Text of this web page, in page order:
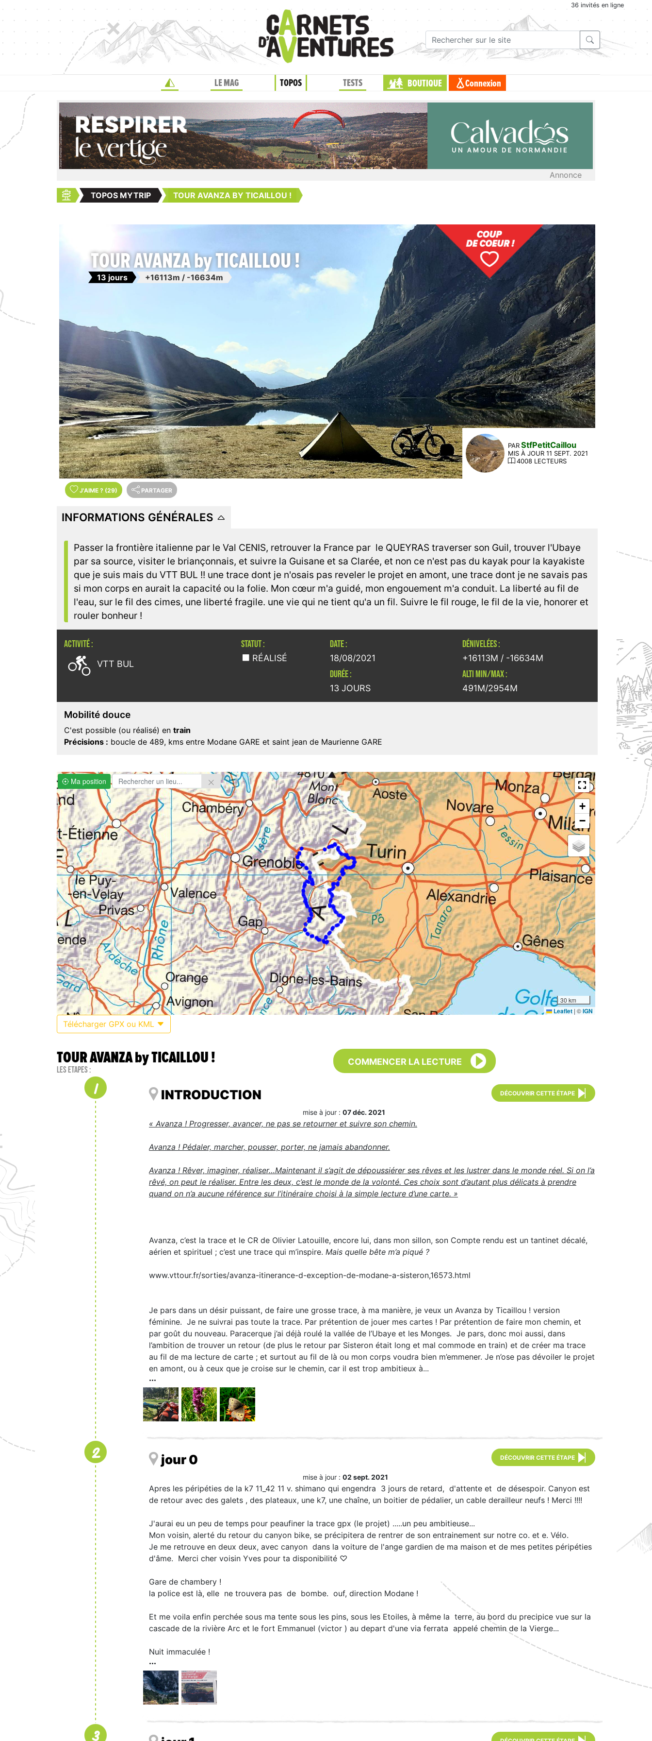
36 invités en ligne
LE MAG TOPOS TESTS BOUTIQUE Connexion
Annonce
TOPOS MYTRIP TOUR AVANZA BY TICAILLOU !
TOUR AVANZA by TICAILLOU !
13 jours +16113m / -16634m
PAR StfPetitCaillou
MIS À JOUR 11 SEPT. 2021
4008 LECTEURS
J'AIME ? (29) PARTAGER
INFORMATIONS GÉNÉRALES
Passer la frontière italienne par le Val CENIS, retrouver la France par le QUEYRAS traverser son Guil, trouver l'Ubaye
par sa source, visiter le briançonnais, et suivre la Guisane et sa Clarée, et non ce n'est pas du kayak pour la kayakiste
que je suis mais du VTT BUL !! une trace dont je n'osais pas reveler le projet en amont, une trace dont je ne savais pas
si mon corps en aurait la capacité ou la folie. Mon cœur m'a guidé, mon engouement m'a conduit. La liberté au fil de
l'eau, sur le fil des cimes, une liberté fragile. une vie qui ne tient qu'a un fil. Suivre le fil rouge, le fil de la vie, honorer et
rouler bonheur !
ACTIVITÉ :
 VTT BUL
STATUT :
RÉALISÉ
DATE :
18/08/2021
DURÉE :
13 JOURS
DÉNIVELÉES :
+16113M / -16634M
ALTI MIN/MAX :
491M/2954M
Mobilité douce
C'est possible (ou réalisé) en train
Précisions : boucle de 489, kms entre Modane GARE et saint jean de Maurienne GARE
Ma position
+
−
30 km
Leaflet | ©IGN
Télécharger GPX ou KML
TOUR AVANZA by TICAILLOU !
Les étapes :
COMMENCER LA LECTURE
1 INTRODUCTION DÉCOUVRIR CETTE ÉTAPE
mise à jour : 07 déc. 2021
« Avanza ! Progresser, avancer, ne pas se retourner et suivre son chemin.
Avanza ! Pédaler, marcher, pousser, porter, ne jamais abandonner.
Avanza ! Rêver, imaginer, réaliser…Maintenant il s’agit de dépoussiérer ses rêves et les lustrer dans le monde réel. Si on l’a
rêvé, on peut le réaliser. Entre les deux, c’est le monde de la volonté. Ces choix sont d’autant plus délicats à prendre
quand on n’a aucune référence sur l’itinéraire choisi à la simple lecture d’une carte. »
Avanza, c’est la trace et le CR de Olivier Latouille, encore lui, dans mon sillon, son Compte rendu est un tantinet décalé,
aérien et spirituel ; c’est une trace qui m’inspire. Mais quelle bête m’a piqué ?
www.vttour.fr/sorties/avanza-itinerance-d-exception-de-modane-a-sisteron,16573.html
Je pars dans un désir puissant, de faire une grosse trace, à ma manière, je veux un Avanza by Ticaillou ! version
féminine. Je ne suivrai pas toute la trace. Par prétention de jouer mes cartes ! Par prétention de faire mon chemin, et
par goût du nouveau. Paracerque j’ai déjà roulé la vallée de l’Ubaye et les Monges. Je pars, donc moi aussi, dans
l’ambition de trouver un retour (de plus le retour par Sisteron était long et mal commode en train) et de créer ma trace
au fil de ma lecture de carte ; et surtout au fil de là ou mon corps voudra bien m’emmener. Je n’ose pas dévoiler le projet
en amont, ou à ceux que je croise sur le chemin, car il est trop ambitieux à...
2 jour 0 DÉCOUVRIR CETTE ÉTAPE
mise à jour : 02 sept. 2021
Apres les péripéties de la k7 11_42 11 v. shimano qui engendra 3 jours de retard, d'attente et de désespoir. Canyon est
de retour avec des galets , des plateaux, une k7, une chaîne, un boitier de pédalier, un cable derailleur neufs ! Merci !!!!
J'aurai eu un peu de temps pour peaufiner la trace gpx (le projet) .....un peu ambitieuse...
Mon voisin, alerté du retour du canyon bike, se précipitera de rentrer de son entrainement sur notre co. et e. Vélo.
Je me retrouve en deux deux, avec canyon dans la voiture de l'ange gardien de ma maison et de mes petites péripéties
d'âme. Merci cher voisin Yves pour ta disponibilité ♡
Gare de chambery !
la police est là, elle ne trouvera pas de bombe. ouf, direction Modane !
Et me voila enfin perchée sous ma tente sous les pins, sous les Etoiles, à même la terre, au bord du precipice vue sur la
cascade de la rivière Arc et le fort Emmanuel (victor ) au depart d'une via ferrata appelé chemin de la Vierge...
Nuit immaculée !
3